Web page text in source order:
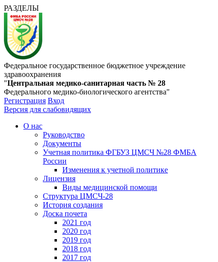
РАЗДЕЛЫ
Федеральное государственное бюджетное учреждение
здравоохранения
"Центральная медико-санитарная часть № 28
Федерального медико-биологического агентства"
Регистрация Вход
Версия для слабовидящих
О нас
Руководство
Документы
Учетная политика ФГБУЗ ЦМСЧ №28 ФМБА
России
Изменения к учетной политике
Лицензия
Виды медицинской помощи
Структура ЦМСЧ-28
История создания
Доска почета
2021 год
2020 год
2019 год
2018 год
2017 год